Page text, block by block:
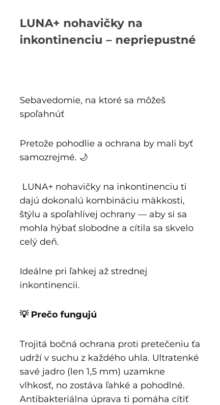
LUNA+ nohavičky na
inkontinenciu – nepriepustné
Sebavedomie, na ktoré sa môžeš
spoľahnúť
Pretože pohodlie a ochrana by mali byť
samozrejmé. 🌙
LUNA+ nohavičky na inkontinenciu ti
dajú dokonalú kombináciu mäkkosti,
štýlu a spoľahlivej ochrany — aby si sa
mohla hýbať slobodne a cítila sa skvelo
celý deň.
Ideálne pri ľahkej až strednej
inkontinencii.
💡 Prečo fungujú
Trojitá bočná ochrana proti pretečeniu ťa
udrží v suchu z každého uhla. Ultratenké
savé jadro (len 1,5 mm) uzamkne
vlhkosť, no zostáva ľahké a pohodlné.
Antibakteriálna úprava ti pomáha cítiť